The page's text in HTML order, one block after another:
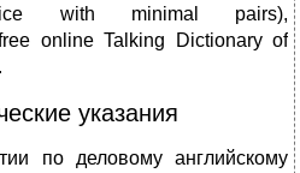
with minimal pairs),
online Talking Dictionary of
указания
по деловому английскому